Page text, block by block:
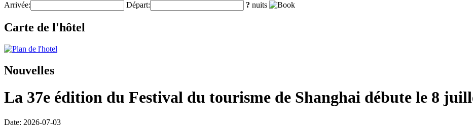
Arrivée:
Départ: ? nuits
Carte de l'hôtel
Nouvelles
La 37e édition du Festival du tourisme de Shanghai débute le 8
Date: 2026-07-03